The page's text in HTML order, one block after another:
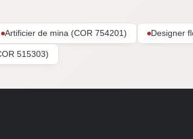
Artificier de mina (COR 754201) Designer
515303)